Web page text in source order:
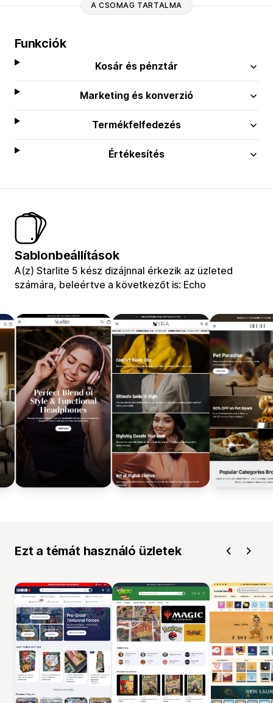
A CSOMAG TARTALMA
Funkciók
Kosár és pénztár
Marketing és konverzió
Termékfelfedezés
Értékesítés
Sablonbeállítások
A(z) Starlite 5 kész dizájnnal érkezik az üzleted
számára, beleértve a következőt is: Echo
Ezt a témát használó üzletek